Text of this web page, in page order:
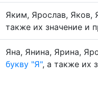
Яким, Ярослав, Яков,
также их значение и
Яна, Янина, Ярина,
букву "Я", а также их